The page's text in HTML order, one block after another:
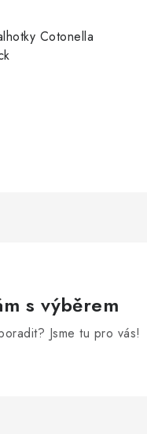
Cotonella
s výběrem
Jsme tu pro vás!